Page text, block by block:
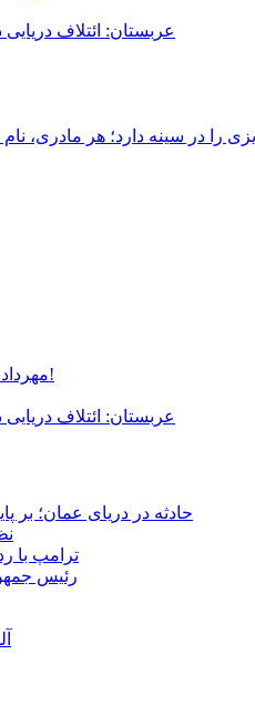
عربستان: ائتلاف
در سینه دارد؛ هر مادری،
مهرداد خدیر: پیام روشن پزشکیان در گفت‌و‌گوی تصویری با مرد نامرئی: من هستم!
عربستان: ائتلاف
حادثه در دریای عمان؛ بر
ترامپ با
رئیس‌